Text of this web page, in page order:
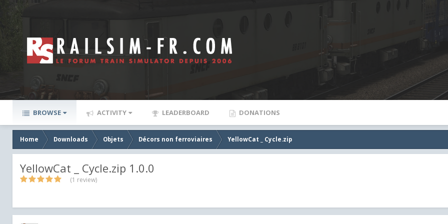
BROWSE ACTIVITY LEADERBOARD DONATIONS
Home Downloads Objets Décors non ferroviaires YellowCat _ Cycle.zip
YellowCat _ Cycle.zip 1.0.0
(1 review)